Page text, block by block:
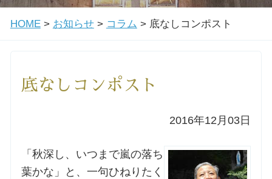
教会学校・中高生会
小池神父の講座
HOME> お知らせ> コラム > 底なしコンポスト
底なしコンポスト
2016年12月03日
「秋深し、いつまで嵐の落ち
葉かな」と、一句ひねりたく